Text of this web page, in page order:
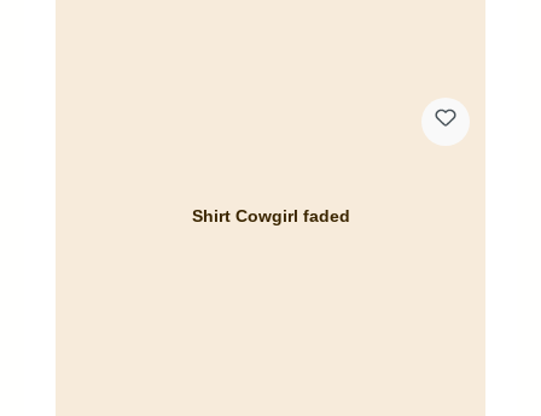
Shirt Cowgirl faded